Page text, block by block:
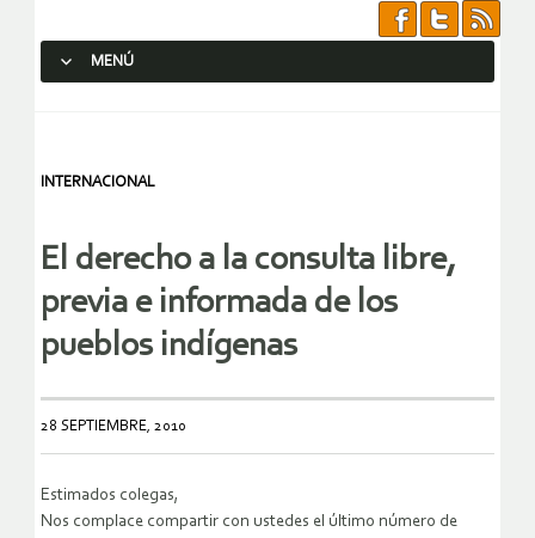
MENÚ
INTERNACIONAL
El derecho a la consulta libre,
previa e informada de los
pueblos indígenas
28 SEPTIEMBRE, 2010
Estimados colegas,
Nos complace compartir con ustedes el último número de